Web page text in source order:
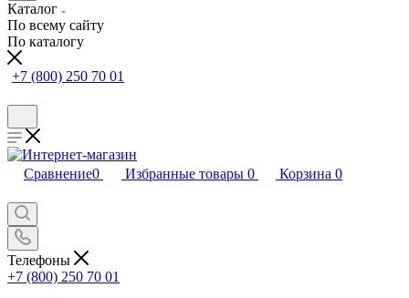
Каталог
По всему сайту
По каталогу
+7 (800) 250 70 01
Сравнение0 Избранные товары 0 Корзина 0
Телефоны
+7 (800) 250 70 01